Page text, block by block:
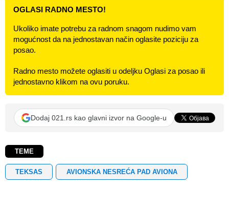
OGLASI RADNO MESTO!
Ukoliko imate potrebu za radnom snagom nudimo vam
mogućnost da na jednostavan način oglasite poziciju za
posao.
Radno mesto možete oglasiti u odeljku Oglasi za posao ili
jednostavno klikom na ovu poruku.
Dodaj 021.rs kao glavni izvor na Google-u
TEME
TEKSAS AVIONSKA NESREĆA PAD AVIONA